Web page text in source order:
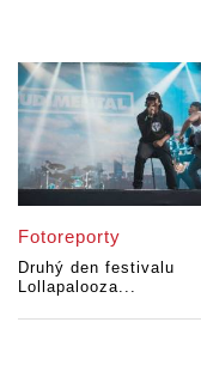
Fotoreporty
Druhý den festivalu
Lollapalooza...